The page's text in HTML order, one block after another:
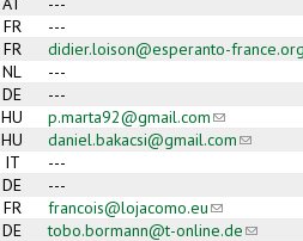
FR ---
FR didier.loison@esperanto-france.org
NL ---
DE ---
HU p.marta92@gmail.com(link sends
HU daniel.bakacsi@gmail.com(link
IT ---
DE ---
FR francois@lojacomo.eu(link sends e-
DE tobo.bormann@t-online.de(link